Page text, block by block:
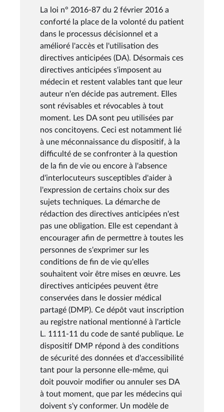
La loi n° 2016-87 du 2 février 2016 a
conforté la place de la volonté du patient
dans le processus décisionnel et a
amélioré l'accès et l'utilisation des
directives anticipées (DA). Désormais ces
directives anticipées s'imposent au
médecin et restent valables tant que leur
auteur n'en décide pas autrement. Elles
sont révisables et révocables à tout
moment. Les DA sont peu utilisées par
nos concitoyens. Ceci est notamment lié
à une méconnaissance du dispositif, à la
difficulté de se confronter à la question
de la fin de vie ou encore à l'absence
d'interlocuteurs susceptibles d'aider à
l'expression de certains choix sur des
sujets techniques. La démarche de
rédaction des directives anticipées n'est
pas une obligation. Elle est cependant à
encourager afin de permettre à toutes les
personnes de s'exprimer sur les
conditions de fin de vie qu'elles
souhaitent voir être mises en œuvre. Les
directives anticipées peuvent être
conservées dans le dossier médical
partagé (DMP). Ce dépôt vaut inscription
au registre national mentionné à l'article
L. 1111-11 du code de santé publique. Le
dispositif DMP répond à des conditions
de sécurité des données et d'accessibilité
tant pour la personne elle-même, qui
doit pouvoir modifier ou annuler ses DA
à tout moment, que par les médecins qui
doivent s'y conformer. Un modèle de